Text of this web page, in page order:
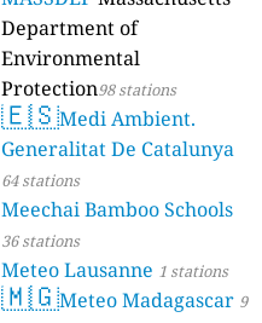
Department of
Environmental
Protection98 stations
🇪🇸Medi Ambient.
Generalitat De Catalunya
64 stations
Meechai Bamboo Schools
36 stations
Meteo Lausanne 1 stations
🇲🇬Meteo Madagascar 9